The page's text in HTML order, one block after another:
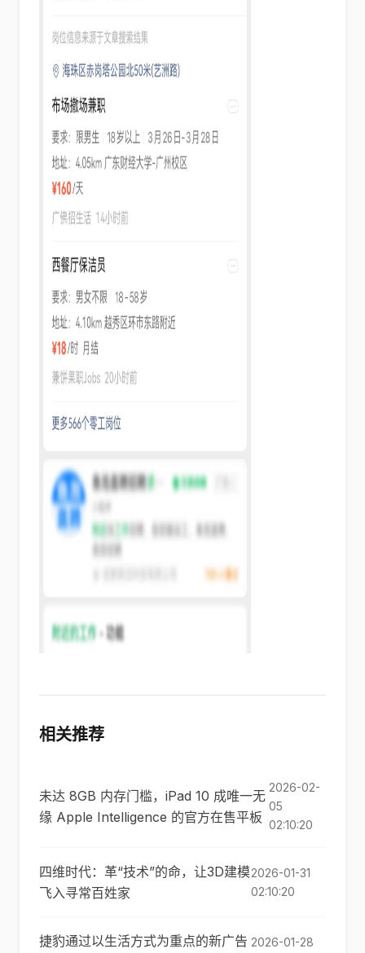
相关推荐
未达 8GB 内存门槛，iPad 10 成唯一无
缘 Apple Intelligence 的官方在售平板
2026-02-
05
02:10:20
四维时代：革“技术”的命，让3D建模
飞入寻常百姓家
2026-01-31
02:10:20
捷豹通过以生活方式为重点的新广告 2026-01-28